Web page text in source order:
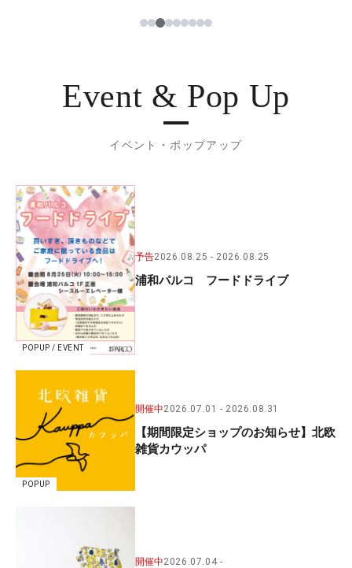
12345678
Event & Pop Up
イベント・ポップアップ
POPUP / EVENT
予告2026.08.25 2026.08.25
浦和パルコ フードドライブ
POPUP
開催中2026.07.01 2026.08.31
【期間限定ショップのお知らせ】北欧
雑貨カウッパ
開催中2026.07.04